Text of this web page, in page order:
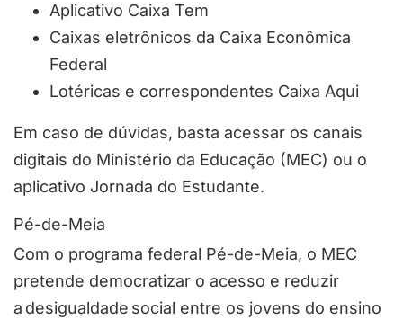
Aplicativo Caixa Tem
Caixas eletrônicos da Caixa Econômica
Federal
Lotéricas e correspondentes Caixa Aqui
Em caso de dúvidas, basta acessar os canais
digitais do Ministério da Educação (MEC) ou o
aplicativo Jornada do Estudante.
Pé-de-Meia
Com o programa federal Pé-de-Meia, o MEC
pretende democratizar o acesso e reduzir
a desigualdade social entre os jovens do ensino